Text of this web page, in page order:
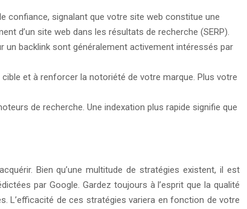
confiance, signalant que votre site web constitue une
d’un site web dans les résultats de recherche (SERP).
un backlink sont généralement activement intéressés par
et à renforcer la notoriété de votre marque. Plus votre
de recherche. Une indexation plus rapide signifie que
Bien qu’une multitude de stratégies existent, il est
par Google. Gardez toujours à l’esprit que la qualité
L’efficacité de ces stratégies variera en fonction de votre